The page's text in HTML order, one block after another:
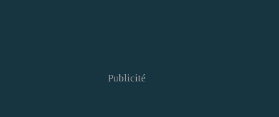
Publicité